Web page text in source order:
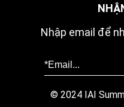
Nhập email để
© 2024 IAI